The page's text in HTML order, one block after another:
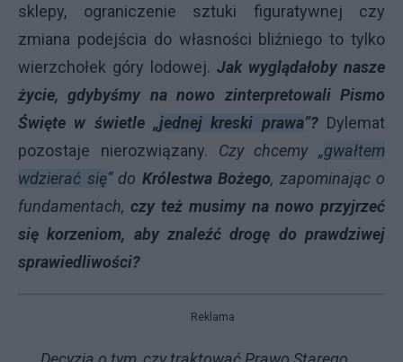
sklepy, ograniczenie sztuki figuratywnej czy
zmiana podejścia do własności bliźniego to tylko
wierzchołek góry lodowej. Jak wyglądałoby nasze
życie, gdybyśmy na nowo zinterpretowali Pismo
Święte w świetle „jednej kreski prawa”?Dylemat
pozostaje nierozwiązany. Czy chcemy „gwałtem
wdzierać się” do Królestwa Bożego, zapominając o
fundamentach, czy też musimy na nowo przyjrzeć
się korzeniom, aby znaleźć drogę do prawdziwej
sprawiedliwości?
Reklama